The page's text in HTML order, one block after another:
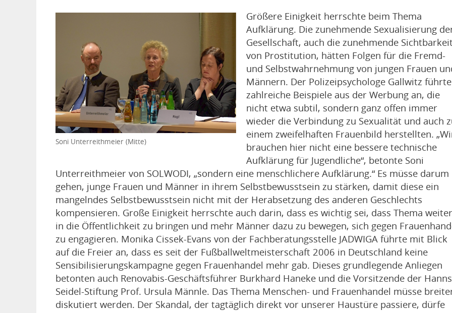
Soni Unterreithmeier (Mitte)
Größere Einigkeit herrschte beim Thema
Aufklärung. Die zunehmende Sexualisierung
Gesellschaft, auch die zunehmende Sichtbarkeit
von Prostitution, hätten Folgen für die Fremd-
und Selbstwahrnehmung von jungen Frauen
Männern. Der Polizeipsychologe Gallwitz führte
zahlreiche Beispiele aus der Werbung an, die
nicht etwa subtil, sondern ganz offen immer
wieder die Verbindung zu Sexualität und auch
einem zweifelhaften Frauenbild herstellten.
brauchen hier nicht eine bessere technische
Aufklärung für Jugendliche“, betonte Soni
Unterreithmeier von SOLWODI, „sondern eine menschlichere Aufklärung.“ Es müsse darum
gehen, junge Frauen und Männer in ihrem Selbstbewusstsein zu stärken, damit diese ein
mangelndes Selbstbewusstsein nicht mit der Herabsetzung des anderen Geschlechts
kompensieren. Große Einigkeit herrschte auch darin, dass es wichtig sei, dass Thema weiter
in die Öffentlichkeit zu bringen und mehr Männer dazu zu bewegen, sich gegen
zu engagieren. Monika Cissek-Evans von der Fachberatungsstelle JADWIGA führte mit Blick
auf die Freier an, dass es seit der Fußballweltmeisterschaft 2006 in Deutschland keine
Sensibilisierungskampagne gegen Frauenhandel mehr gab. Dieses grundlegende Anliegen
betonten auch Renovabis-Geschäftsführer Burkhard Haneke und die Vorsitzende der
Seidel-Stiftung Prof. Ursula Männle. Das Thema Menschen- und Frauenhandel müsse
diskutiert werden. Der Skandal, der tagtäglich direkt vor unserer Haustüre passiere, dürfe